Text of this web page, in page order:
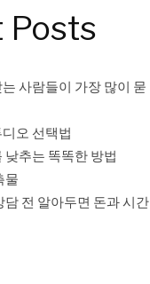
Posts
사람들이 가장 많이 묻
오 선택법
추는 똑똑한 방법
물
담 전 알아두면 돈과 시간